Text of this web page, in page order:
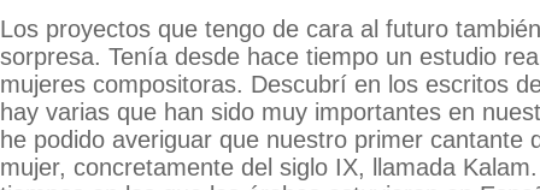
Los proyectos que tengo de cara al futuro
sorpresa. Tenía desde hace tiempo un estudio
mujeres compositoras. Descubrí en los escritos
hay varias que han sido muy importantes en
he podido averiguar que nuestro primer cantante
mujer, concretamente del siglo IX, llamada